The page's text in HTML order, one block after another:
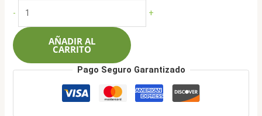
$872.900.
-
205/70R15
96T
Scorpion
ATR
cantidad
+
AÑADIR AL
CARRITO
Pago Seguro Garantizado